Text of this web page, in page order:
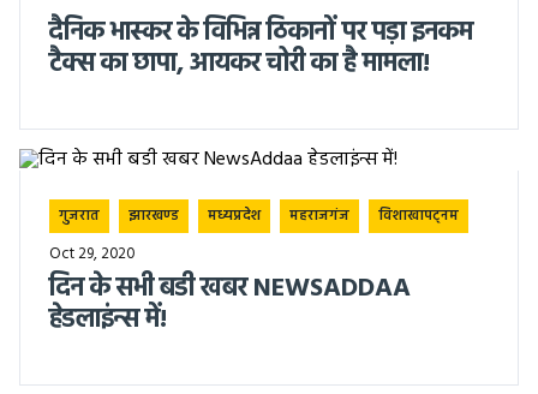
दैनिक भास्कर के विभिन्न ठिकानों पर पड़ा इनकम
टैक्स का छापा, आयकर चोरी का है मामला!
गुजरात झारखण्ड मध्यप्रदेश महराजगंज विशाखापट्नम
Oct 29, 2020
दिन के सभी बडी खबर NEWSADDAA
हेडलाइंन्स में!